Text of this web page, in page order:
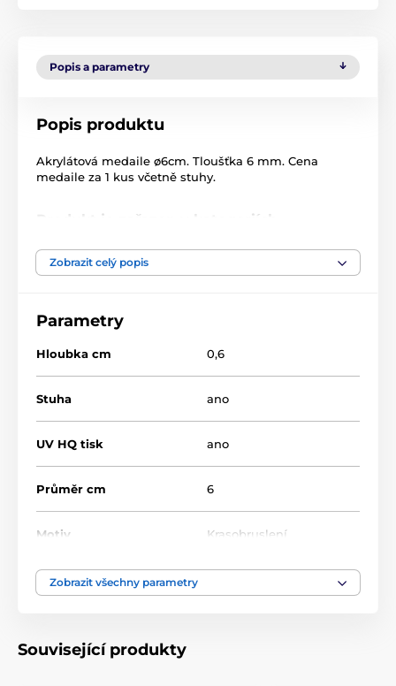
Popis a parametry
Popis produktu
Akrylátová medaile ø6cm. Tloušťka 6 mm. Cena
medaile za 1 kus včetně stuhy.
Produkt je zařazen v kategoriích
Krasobruslení
Zobrazit celý popis
Parametry
Hloubka cm 0,6
Stuha ano
UV HQ tisk ano
Průměr cm 6
Motiv Krasobruslení
Typ ocenění
Zobrazit všechny parametry
Související produkty